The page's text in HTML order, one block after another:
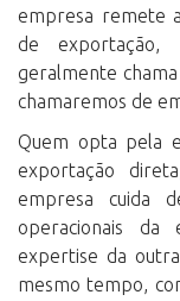
empresa remete
de
geralmente
chamaremos de
Quem opta pela
exportação
empresa cuida
operacionais da
expertise da
mesmo tempo,